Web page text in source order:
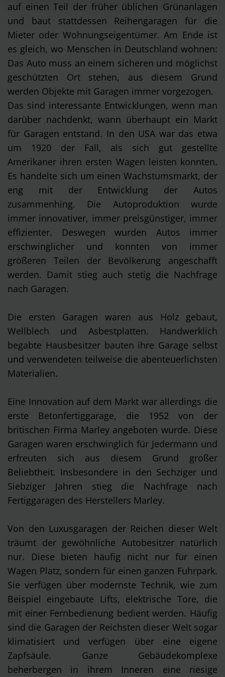
zulassen“ klicken, willigen Sie gem. Art. 49 Abs. 1 S. 1 lit.
a DSGVO ein, dass auch Anbieter in den USA Ihre Daten
verarbeiten, wo ein vergleichbares Datenschutzniveau
wie in der EU nicht gewährleistet werden kann. In diesem
Fall ist es möglich, dass die übermittelten Daten durch
lokale Behörden, möglicherweise auch ohne
Rechtsbehelfsmöglichkeiten, verarbeitet werden. Wenn
Sie auf „Ablehnen“ klicken, findet die vorgehend
beschriebene Übermittlung nicht statt. Weitere
Informationen über die Verwendung Ihrer Daten finden
Sie in unseren Datenschutzhinweisen .
auf einen Teil der früher üblichen Grünanlagen
und baut stattdessen Reihengaragen für die
Mieter oder Wohnungseigentümer. Am Ende ist
es gleich, wo Menschen in Deutschland wohnen:
Das Auto muss an einem sicheren und möglichst
geschützten Ort stehen, aus diesem Grund
werden Objekte mit Garagen immer vorgezogen.
Das sind interessante Entwicklungen, wenn man
darüber nachdenkt, wann überhaupt ein Markt
für Garagen entstand. In den USA war das etwa
um 1920 der Fall, als sich gut gestellte
Amerikaner ihren ersten Wagen leisten konnten.
Es handelte sich um einen Wachstumsmarkt, der
eng mit der Entwicklung der Autos
zusammenhing. Die Autoproduktion wurde
immer innovativer, immer preisgünstiger, immer
effizienter. Deswegen wurden Autos immer
erschwinglicher und konnten von immer
größeren Teilen der Bevölkerung angeschafft
werden. Damit stieg auch stetig die Nachfrage
nach Garagen.
Die ersten Garagen waren aus Holz gebaut,
Wellblech und Asbestplatten. Handwerklich
begabte Hausbesitzer bauten ihre Garage selbst
und verwendeten teilweise die abenteuerlichsten
Materialien.
Eine Innovation auf dem Markt war allerdings die
erste Betonfertiggarage, die 1952 von der
britischen Firma Marley angeboten wurde. Diese
Garagen waren erschwinglich für Jedermann und
erfreuten sich aus diesem Grund großer
Beliebtheit. Insbesondere in den Sechziger und
Siebziger Jahren stieg die Nachfrage nach
Fertiggaragen des Herstellers Marley.
Von den Luxusgaragen der Reichen dieser Welt
träumt der gewöhnliche Autobesitzer natürlich
nur. Diese bieten häufig nicht nur für einen
Wagen Platz, sondern für einen ganzen Fuhrpark.
Sie verfügen über modernste Technik, wie zum
Beispiel eingebaute Lifts, elektrische Tore, die
mit einer Fernbedienung bedient werden. Häufig
sind die Garagen der Reichsten dieser Welt sogar
klimatisiert und verfügen über eine eigene
Zapfsäule. Ganze Gebäudekomplexe
beherbergen in ihrem Inneren eine riesige